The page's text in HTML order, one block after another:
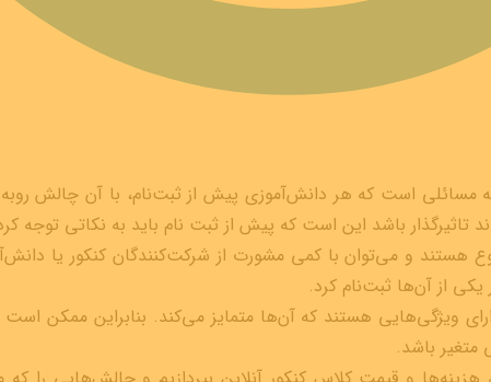
مسائلی است که هر دانش‌آموزی پیش از ثبت‌نام، با آن چالش
باشد این است که پیش از ثبت نام باید به نکاتی توجه
هستند و می‌توان با کمی مشورت از شرکت‌کنندگان کنکور یا
از آن‌ها ثبت‌نام کرد.
ویژگی‌هایی هستند که آن‌ها متمایز می‌کند. بنابراین ممکن
باشد.